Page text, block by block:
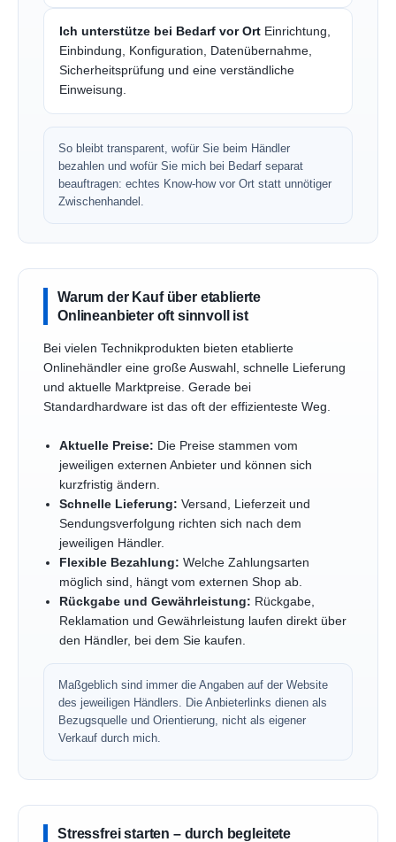
Ich unterstütze bei Bedarf vor Ort Einrichtung,
Einbindung, Konfiguration, Datenübernahme,
Sicherheitsprüfung und eine verständliche
Einweisung.
So bleibt transparent, wofür Sie beim Händler
bezahlen und wofür Sie mich bei Bedarf separat
beauftragen: echtes Know-how vor Ort statt unnötiger
Zwischenhandel.
Warum der Kauf über etablierte
Onlineanbieter oft sinnvoll ist
Bei vielen Technikprodukten bieten etablierte
Onlinehändler eine große Auswahl, schnelle Lieferung
und aktuelle Marktpreise. Gerade bei
Standardhardware ist das oft der effizienteste Weg.
Aktuelle Preise: Die Preise stammen vom
jeweiligen externen Anbieter und können sich
kurzfristig ändern.
Schnelle Lieferung: Versand, Lieferzeit und
Sendungsverfolgung richten sich nach dem
jeweiligen Händler.
Flexible Bezahlung: Welche Zahlungsarten
möglich sind, hängt vom externen Shop ab.
Rückgabe und Gewährleistung: Rückgabe,
Reklamation und Gewährleistung laufen direkt über
den Händler, bei dem Sie kaufen.
Maßgeblich sind immer die Angaben auf der Website
des jeweiligen Händlers. Die Anbieterlinks dienen als
Bezugsquelle und Orientierung, nicht als eigener
Verkauf durch mich.
Stressfrei starten – durch begleitete